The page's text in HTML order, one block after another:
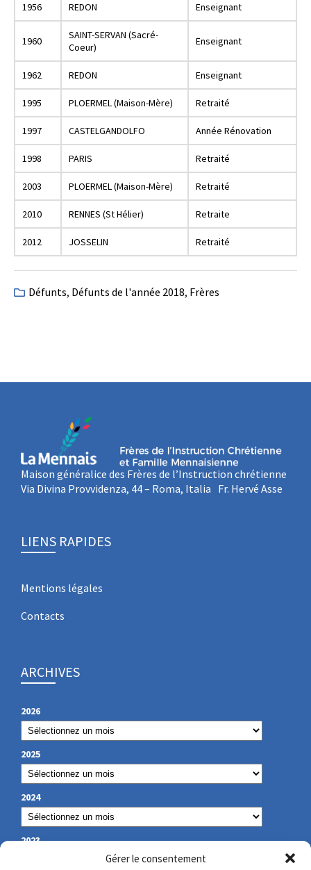
Gérer le consentement
1956 REDON Enseignant
1960
SAINT-SERVAN (Sacré-
Coeur)
Enseignant
1962 REDON Enseignant
1995 PLOERMEL (Maison-Mère) Retraité
1997 CASTELGANDOLFO Année Rénovation
1998 PARIS Retraité
2003 PLOERMEL (Maison-Mère) Retraité
2010 RENNES (St Hélier) Retraite
2012 JOSSELIN Retraité
Défunts, Défunts de l'année 2018, Frères
Maison généralice des Frères de l’Instruction chrétienne
Via Divina Provvidenza, 44 – Roma, Italia Fr. Hervé Asse
LIENS RAPIDES
Mentions légales
Contacts
ARCHIVES
2026
2025
2024
2023